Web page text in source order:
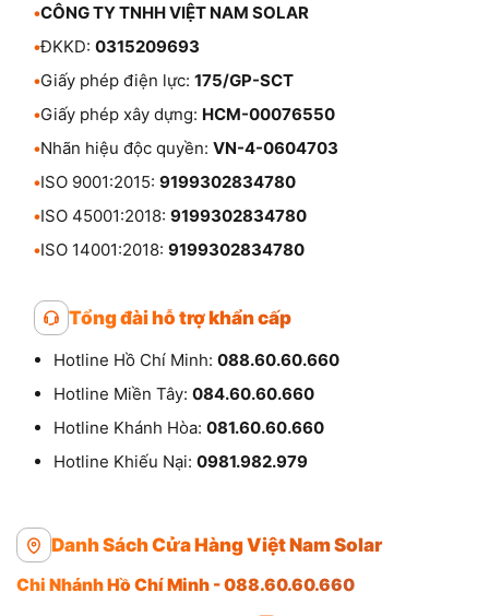
•CÔNG TY TNHH VIỆT NAM SOLAR
•ĐKKD: 0315209693
•Giấy phép điện lực: 175/GP-SCT
•Giấy phép xây dựng: HCM-00076550
•Nhãn hiệu độc quyền: VN-4-0604703
•ISO 9001:2015: 9199302834780
•ISO 45001:2018: 9199302834780
•ISO 14001:2018: 9199302834780
Tổng đài hỗ trợ khẩn cấp
Hotline Hồ Chí Minh: 088.60.60.660
Hotline Miền Tây: 084.60.60.660
Hotline Khánh Hòa: 081.60.60.660
Hotline Khiếu Nại: 0981.982.979
Danh Sách Cửa Hàng Việt Nam Solar
Chi Nhánh Hồ Chí Minh - 088.60.60.660